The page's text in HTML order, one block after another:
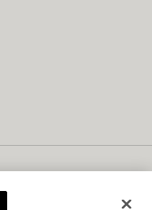
© Aniplex Inc. All rights reserved.